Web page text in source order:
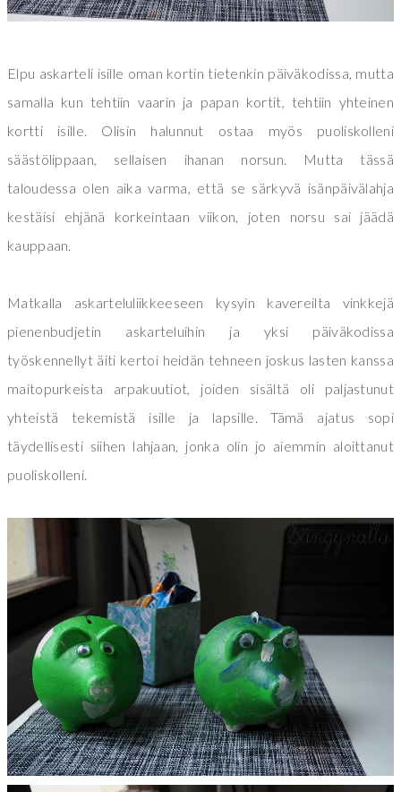
Elpu askarteli isille oman kortin tietenkin päiväkodissa, mutta
samalla kun tehtiin vaarin ja papan kortit, tehtiin yhteinen
kortti isille. Olisin halunnut ostaa myös puoliskolleni
säästölippaan, sellaisen ihanan norsun. Mutta tässä
taloudessa olen aika varma, että se särkyvä isänpäivälahja
kestäisi ehjänä korkeintaan viikon, joten norsu sai jäädä
kauppaan.
Matkalla askarteluliikkeeseen kysyin kavereilta vinkkejä
pienenbudjetin askarteluihin ja yksi päiväkodissa
työskennellyt äiti kertoi heidän tehneen joskus lasten kanssa
maitopurkeista arpakuutiot, joiden sisältä oli paljastunut
yhteistä tekemistä isille ja lapsille. Tämä ajatus sopi
täydellisesti siihen lahjaan, jonka olin jo aiemmin aloittanut
puoliskolleni.